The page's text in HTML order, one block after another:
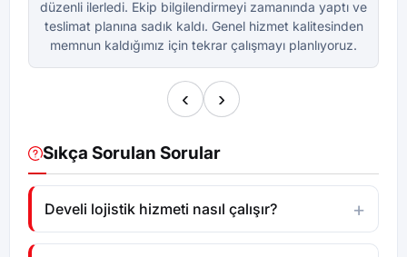
düzenli ilerledi. Ekip bilgilendirmeyi zamanında yaptı ve
teslimat planına sadık kaldı. Genel hizmet kalitesinden
memnun kaldığımız için tekrar çalışmayı planlıyoruz.
‹ ›
Sıkça Sorulan Sorular
Develi lojistik hizmeti nasıl çalışır?